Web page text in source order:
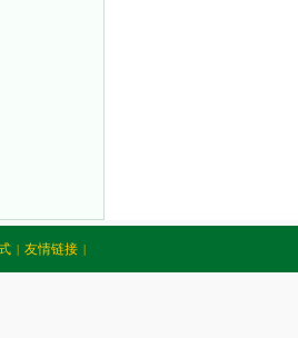
| 友情链接 |